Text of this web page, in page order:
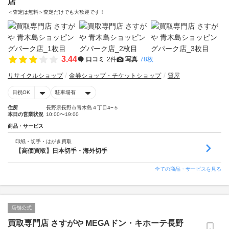
＜査定は無料＞査定だけでも大歓迎です！
3.44 口コミ 2件 写真 78枚
リサイクルショップ 金券ショップ・チケットショップ 質屋
日祝OK 駐車場有
住所
長野県長野市青木島４丁目4−５
本日の営業状況 10:00〜19:00
商品・サービス
印紙・切手・はがき買取
【高価買取】日本切手・海外切手
全ての商品・サービスを見る
店舗公式
買取専門店 さすがや MEGAドン・キホーテ長野